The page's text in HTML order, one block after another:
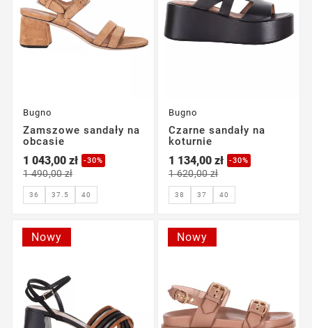
Bugno
Zamszowe sandały na
obcasie
1 043,00 zł -30%
1 490,00 zł
36 37.5 40
Bugno
Czarne sandały na
koturnie
1 134,00 zł -30%
1 620,00 zł
38 37 40
Nowy Nowy